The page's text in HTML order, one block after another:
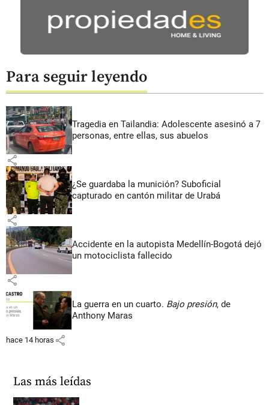
Para seguir leyendo
Tragedia en Tailandia: Adolescente asesinó a 7
personas, entre ellas, sus abuelos
share
¿Se guardaba la munición? Suboficial
capturado en cantón militar de Urabá
share
Accidente en la autopista Medellín-Bogotá dejó
un motociclista fallecido
share
La guerra en un cuarto. Bajo presión, de
Anthony Maras
hace 14 horas share
Las más leídas